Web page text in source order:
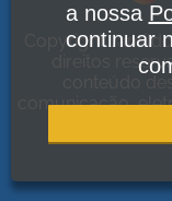
Copyright
direitos
conteúdo
comunicação,
a nossa
continuar